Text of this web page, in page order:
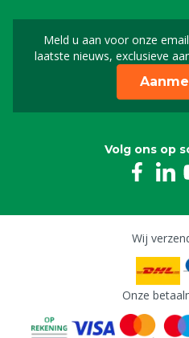
Meld u aan voor onze
laatste nieuws, exclusieve
Volg ons op
Wij
Onze